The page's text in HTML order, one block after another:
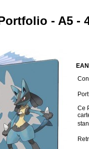
- A5 -
Ce